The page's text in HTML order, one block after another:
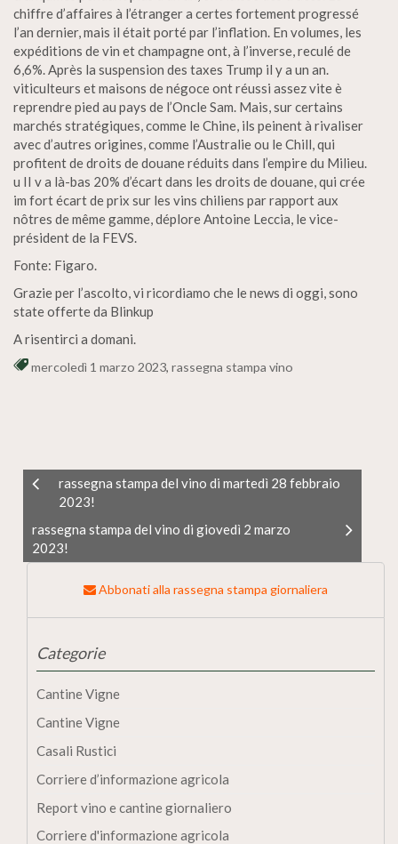
chiffre d’affaires à l’étranger a certes fortement progressé
l’an dernier, mais il était porté par l’inflation. En volumes, les
expéditions de vin et champagne ont, à l’inverse, reculé de
6,6%. Après la suspension des taxes Trump il y a un an.
viticulteurs et maisons de négoce ont réussi assez vite è
reprendre pied au pays de l’Oncle Sam. Mais, sur certains
marchés stratégiques, comme le Chine, ils peinent à rivaliser
avec d’autres origines, comme l’Australie ou le Chill, qui
profitent de droits de douane réduits dans l’empire du Milieu.
u II v a là-bas 20% d’écart dans les droits de douane, qui crée
im fort écart de prix sur les vins chiliens par rapport aux
nôtres de même gamme, déplore Antoine Leccia, le vice-
président de la FEVS.
Fonte: Figaro.
Grazie per l’ascolto, vi ricordiamo che le news di oggi, sono
state offerte da Blinkup
A risentirci a domani.
mercoledì 1 marzo 2023, rassegna stampa vino
rassegna stampa del vino di martedì 28 febbraio
2023!
rassegna stampa del vino di giovedì 2 marzo
2023!
Abbonati alla rassegna stampa giornaliera
Categorie
Cantine Vigne
Cantine Vigne
Casali Rustici
Corriere d’informazione agricola
Report vino e cantine giornaliero
Corriere d'informazione agricola